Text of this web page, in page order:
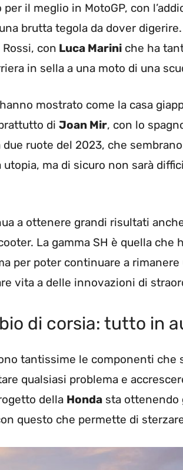
il meglio in MotoGP, con
brutta tegola da dover
con Luca Marini che ha
in sella a una moto di una
mostrato come la casa
di Joan Mir, con lo
ruote del 2023, che
ma di sicuro non sarà
a ottenere grandi risultati
La gamma SH è quella
per poter continuare a
vita a delle innovazioni di
di corsia: tutto in
tantissime le componenti che
qualsiasi problema e
della Honda sta ottenendo
questo che permette di